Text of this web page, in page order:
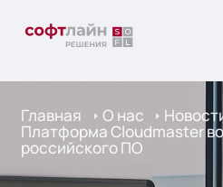
Главная О нас
Платформа Cloudmaster
российского ПО